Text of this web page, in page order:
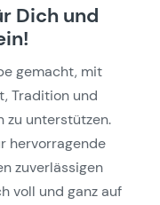
Dich und
gemacht, mit
Tradition und
zu unterstützen.
hervorragende
zuverlässigen
voll und ganz auf